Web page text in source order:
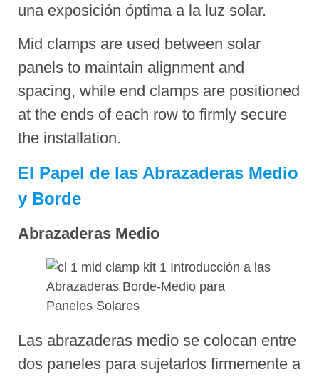
una exposición óptima a la luz solar.
Mid clamps are used between solar
panels to maintain alignment and
spacing, while end clamps are positioned
at the ends of each row to firmly secure
the installation.
El Papel de las Abrazaderas Medio
y Borde
Abrazaderas Medio
Las abrazaderas medio se colocan entre
dos paneles para sujetarlos firmemente a